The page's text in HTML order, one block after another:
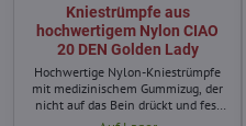
Kniestrümpfe aus
hochwertigem Nylon CIAO
20 DEN Golden Lady
Hochwertige Nylon-Kniestrümpfe
mit medizinischem Gummizug, der
nicht auf das Bein drückt und fest
hält.